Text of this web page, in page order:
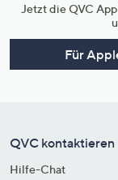
Jetzt die QVC
Für
QVC kontaktieren
Hilfe-Chat